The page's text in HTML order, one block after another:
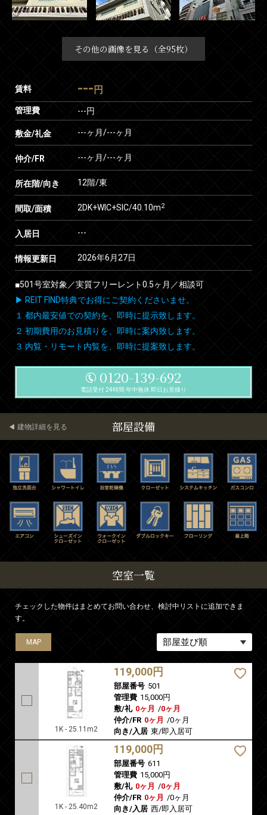
その他の画像を見る（全95枚）
賃料 --- 円
管理費 ---円
敷金/礼金 ---ヶ月/---ヶ月
仲介/FR ---ヶ月/---ヶ月
所在階/向き 12階/東
間取/面積 2DK+WIC+SIC/40.10m2
入居日 ---
情報更新日 2026年6月27日
■501号室対象／実質フリーレント0.5ヶ月／相談可
▶ REIT FIND特典でお得にご契約くださいませ。
１.都内最安値での契約を、即時に提示致します。
２.初期費用のお見積りを、即時に案内致します。
３.内覧・リモート内覧を、即時に提案致します。
0120-139-692
電話受付 24時間 年中無休 即日お見積り
部屋設備
建物詳細を見る
空室一覧
チェックした物件はまとめてお問い合わせ、検討中リストに追加できま
す。
MAP
1K - 25.11m2
119,000円
部屋番号 501
管理費 15,000円
敷/礼 0ヶ月 /0ヶ月
仲介/FR 0ヶ月 /0ヶ月
向き/入居 東/即入居可
MAP
1K - 25.40m2
119,000円
部屋番号 611
管理費 15,000円
敷/礼 0ヶ月 /0ヶ月
仲介/FR 0ヶ月 /0ヶ月
向き/入居 西/即入居可
MAP
MAP
MAP